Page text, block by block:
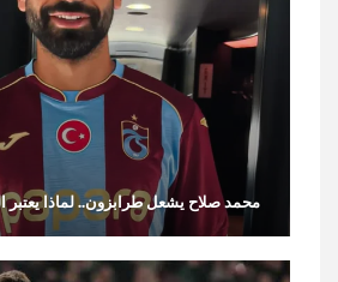
محمد صلاح يشعل طرابزون.. لماذا يعتبر